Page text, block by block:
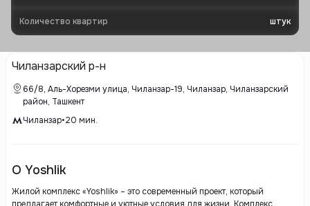
Количество квартир штук
Чиланзарский р-н
66/8, Аль-Хорезми улица, Чиланзар-19, Чиланзар, Чиланзарский
район, Ташкент
Чиланзар•20 мин.
О Yoshlik
Жилой комплекс «Yoshlik» – это современный проект, который